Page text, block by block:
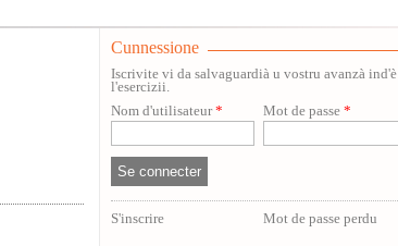
Cunnessione
Iscrivite vi da salvaguardià u vostru avanzà ind'è
l'esercizii.
Nom d'utilisateur* Mot de passe *
S'inscrire Mot de passe perdu